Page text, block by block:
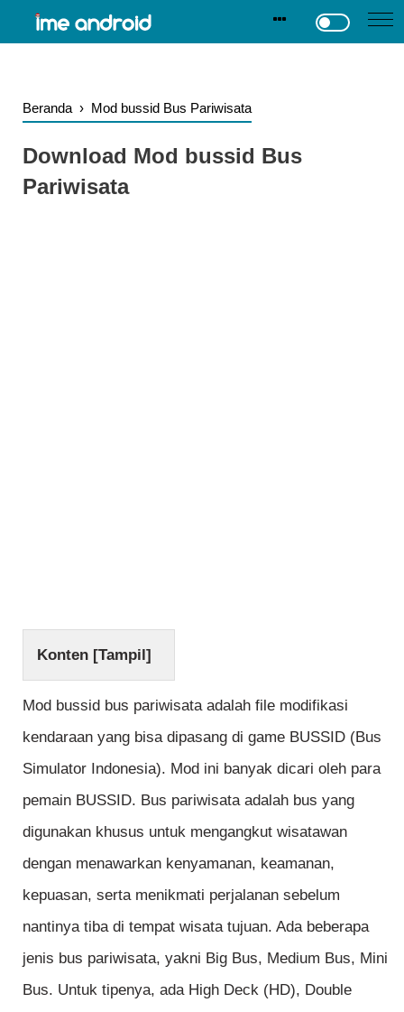
Beranda › Mod bussid Bus Pariwisata
Download Mod bussid Bus
Pariwisata
Konten [Tampil]
Mod bussid bus pariwisata adalah file modifikasi
kendaraan yang bisa dipasang di game BUSSID (Bus
Simulator Indonesia). Mod ini banyak dicari oleh para
pemain BUSSID. Bus pariwisata adalah bus yang
digunakan khusus untuk mengangkut wisatawan
dengan menawarkan kenyamanan, keamanan,
kepuasan, serta menikmati perjalanan sebelum
nantinya tiba di tempat wisata tujuan. Ada beberapa
jenis bus pariwisata, yakni Big Bus, Medium Bus, Mini
Bus. Untuk tipenya, ada High Deck (HD), Double